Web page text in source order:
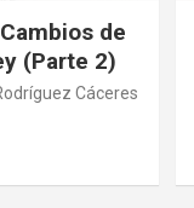
de
(Parte 2)
Cáceres